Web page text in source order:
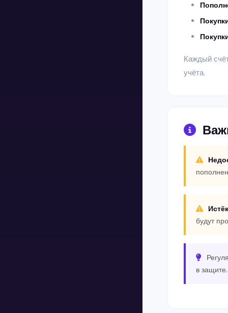
Каждый
учёта.
будут
в защите.